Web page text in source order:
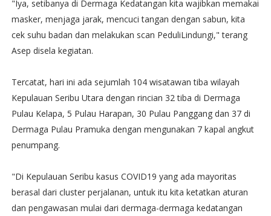
"Iya, setibanya di Dermaga Kedatangan kita wajibkan memakai
masker, menjaga jarak, mencuci tangan dengan sabun, kita
cek suhu badan dan melakukan scan PeduliLindungi," terang
Asep disela kegiatan.
Tercatat, hari ini ada sejumlah 104 wisatawan tiba wilayah
Kepulauan Seribu Utara dengan rincian 32 tiba di Dermaga
Pulau Kelapa, 5 Pulau Harapan, 30 Pulau Panggang dan 37 di
Dermaga Pulau Pramuka dengan mengunakan 7 kapal angkut
penumpang.
"Di Kepulauan Seribu kasus COVID19 yang ada mayoritas
berasal dari cluster perjalanan, untuk itu kita ketatkan aturan
dan pengawasan mulai dari dermaga-dermaga kedatangan